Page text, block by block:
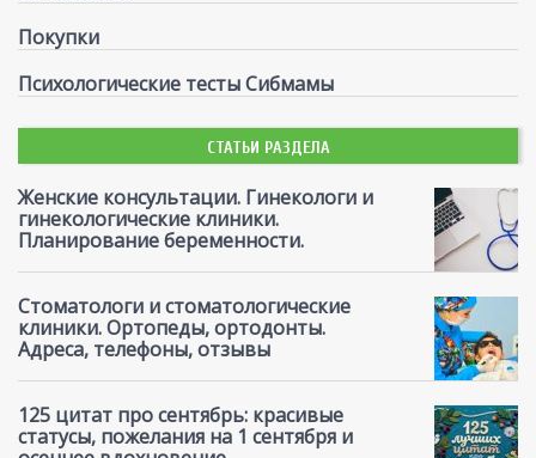
Покупки
Психологические тесты Сибмамы
СТАТЬИ РАЗДЕЛА
Женские консультации. Гинекологи и
гинекологические клиники.
Планирование беременности.
Стоматологи и стоматологические
клиники. Ортопеды, ортодонты.
Адреса, телефоны, отзывы
125 цитат про сентябрь: красивые
статусы, пожелания на 1 сентября и